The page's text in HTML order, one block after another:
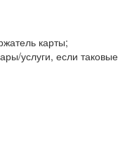
карты;
услуги, если таковые